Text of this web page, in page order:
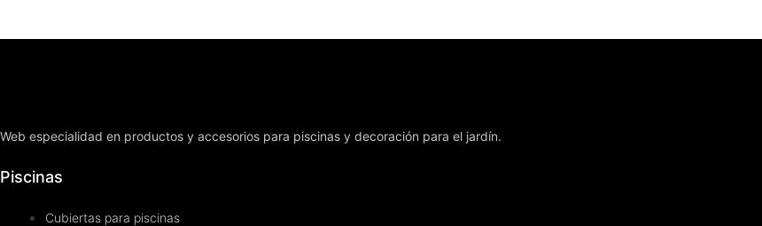
Web especialidad en productos y accesorios para piscinas y decoración para el jardín.
Piscinas
Cubiertas para piscinas